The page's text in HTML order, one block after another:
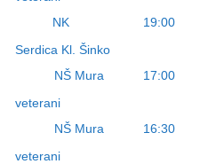
NK
Serdica Kl. Šinko
19:00
NŠ Mura
veterani
17:00
NŠ Mura
veterani
16:30